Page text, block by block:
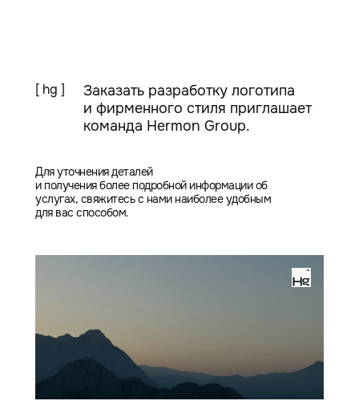
[ hg ]
Заказать разработку логотипа
и фирменного стиля приглашает
команда Hermon Group.
Для уточнения деталей
и получения более подробной информации об
услугах, свяжитесь с нами наиболее удобным
для вас способом.